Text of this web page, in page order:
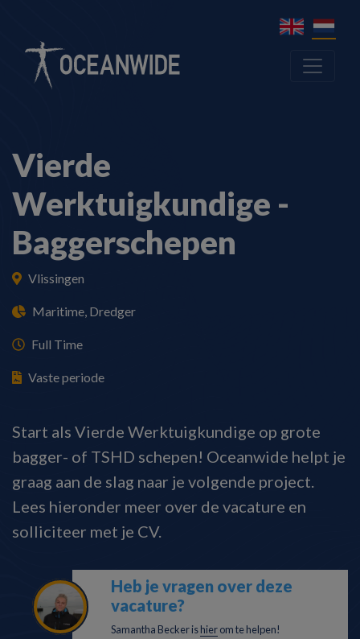
Vierde
Werktuigkundige -
Baggerschepen
Vlissingen
Maritime, Dredger
Full Time
Vaste periode
Start als Vierde Werktuigkundige op grote
bagger- of TSHD schepen! Oceanwide helpt je
graag aan de slag naar je volgende project.
Lees hieronder meer over de vacature en
solliciteer met je CV.
Heb je vragen over deze
vacature?
Samantha Becker ishierom te helpen!